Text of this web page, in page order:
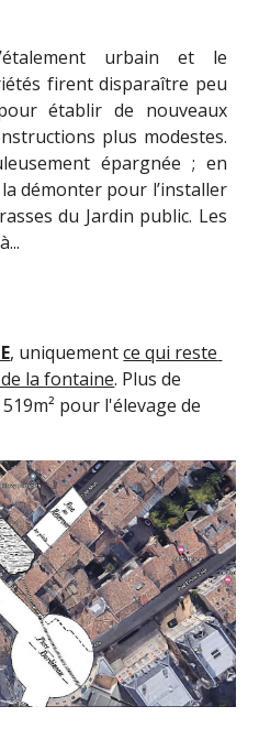
urbain et le
firent disparaître peu
établir de nouveaux
plus modestes.
épargnée ; en
démonter pour l’installer
du Jardin public. Les
, uniquement ce qui reste
la fontaine. Plus de
pour l'élevage de